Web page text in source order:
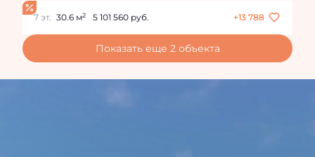
7 эт. 30.6 м2 5 101 560 руб. +13 788
Показать еще 2 объектa